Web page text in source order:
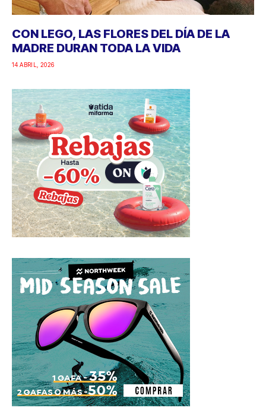
CON LEGO, LAS FLORES DEL DÍA DE LA
MADRE DURAN TODA LA VIDA
14 ABRIL, 2026